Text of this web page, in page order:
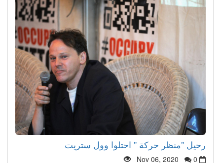
رحيل "منظر حركة " احتلوا وول ستريت
Nov 06, 2020 0